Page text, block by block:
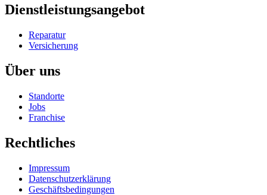
Dienstleistungsangebot
Reparatur
Versicherung
Über uns
Standorte
Jobs
Franchise
Rechtliches
Impressum
Datenschutzerklärung
Geschäftsbedingungen